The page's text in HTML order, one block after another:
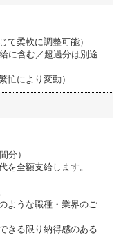
て柔軟に調整可能）
に含む／超過分は別途
忙により変動）
分）
全額支給します。
ような職種・業界のご
きる限り納得感のある